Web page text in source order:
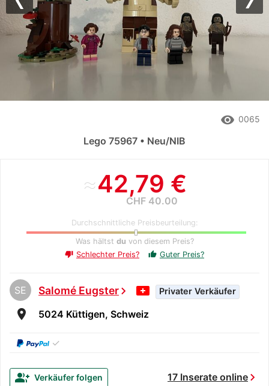
≈42,79 €
CHF 40.00
Durchschnittliche Preisbeurteilung:
Was hältst du von diesem Preis?
thumb_down Schlechter Preis? thumb_up Guter Preis?
SE Salomé Eugsterchevron_right Privater Verkäufer
room 5024 Küttigen, Schweiz
✓
17 Inserate onlinechevron_right
group_add Verkäufer folgen
Previous
remove_red_eye 0065
Lego 75967 • Neu/NIB